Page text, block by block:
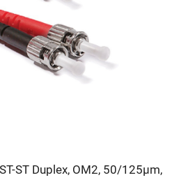
ST Duplex, OM2, 50/125µm,